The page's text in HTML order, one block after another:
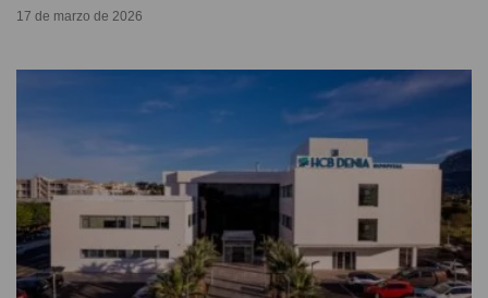
17 de marzo de 2026